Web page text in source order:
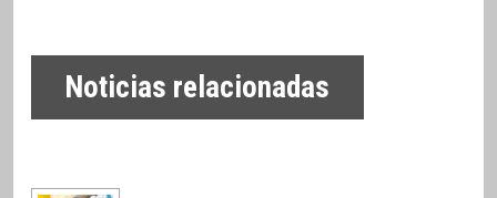
Noticias relacionadas